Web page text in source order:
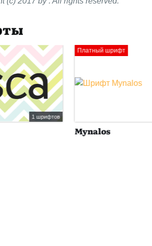
1 шрифтов
Платный шрифт
Mynalos